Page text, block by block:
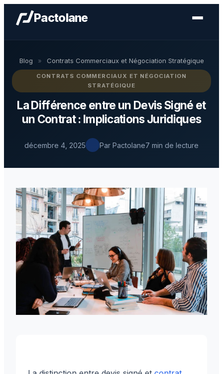
Pactolane
Blog » Contrats Commerciaux et Négociation Stratégique
CONTRATS COMMERCIAUX ET NÉGOCIATION
STRATÉGIQUE
La Différence entre un Devis Signé et
un Contrat : Implications Juridiques
décembre 4, 2025 Par Pactolane7 min de lecture